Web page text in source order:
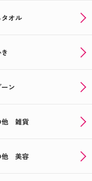
リジナルのお菓子
ルギフト特集★☆
ッケージで決まり
写真でオリジナ
タオル
ン
他 雑貨
他 美容